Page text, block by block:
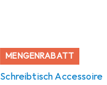
MENGENRABATT
Schreibtisch Accessoire